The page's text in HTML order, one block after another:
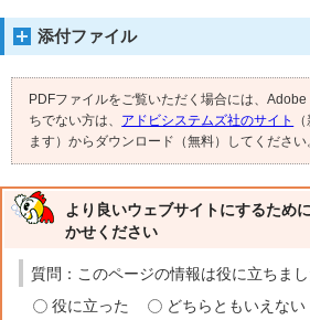
添付ファイル
PDFファイルをご覧いただく場合には、
ちでない方は、 アドビシステムズ社のサイト
ます）からダウンロード（無料）してください
より良いウェブサイトにするため
かせください
質問：このページの情報は役に立ちまし
役に立った
どちらともいえない